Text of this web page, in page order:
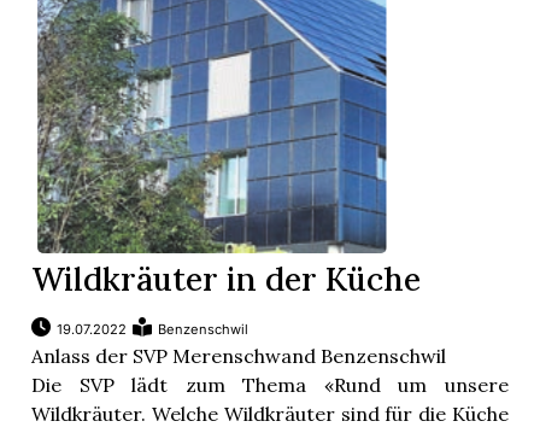
Wildkräuter in der Küche
19.07.2022 Benzenschwil
Anlass der SVP Merenschwand Benzenschwil
Die SVP lädt zum Thema «Rund um unsere
Wildkräuter. Welche Wildkräuter sind für die Küche